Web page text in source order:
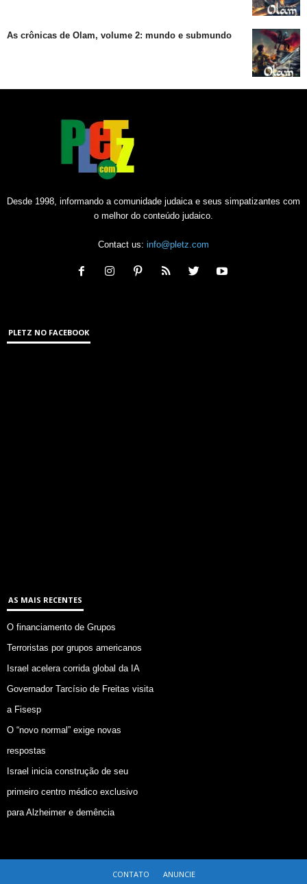
As crônicas de Olam, volume 2: mundo e submundo
Desde 1998, informando a comunidade judaica e seus simpatizantes com
o melhor do conteúdo judaico.
Contact us: info@pletz.com
PLETZ NO FACEBOOK
AS MAIS RECENTES
O financiamento de Grupos
Terroristas por grupos americanos
Israel acelera corrida global da IA
Governador Tarcísio de Freitas visita
a Fisesp
O “novo normal” exige novas
respostas
Israel inicia construção de seu
primeiro centro médico exclusivo
para Alzheimer e demência
CONTATO ANUNCIE